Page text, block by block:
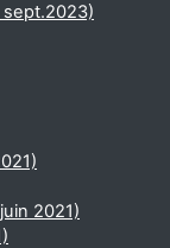
sept.2023)
2021)